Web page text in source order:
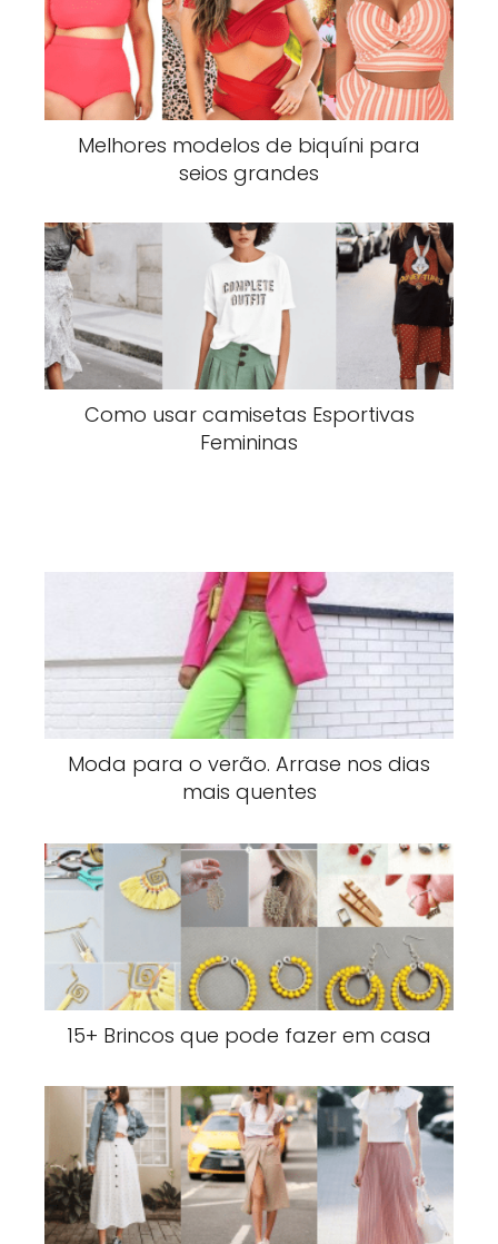
Melhores modelos de biquíni para
seios grandes
Como usar camisetas Esportivas
Femininas
Moda para o verão. Arrase nos dias
mais quentes
15+ Brincos que pode fazer em casa